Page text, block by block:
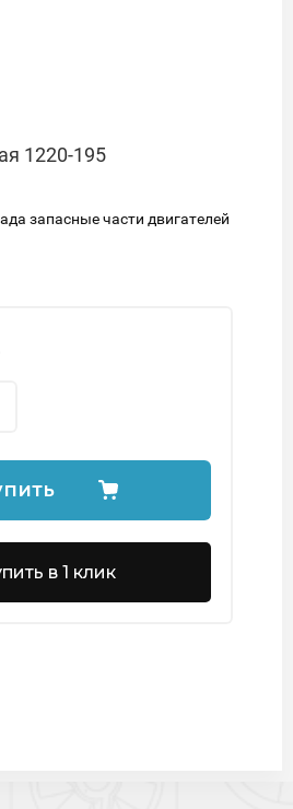
1220-195
запасные части двигателей
в 1 клик